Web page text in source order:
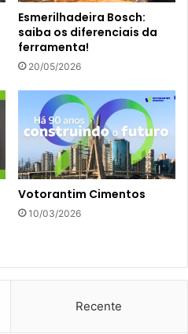
Esmerilhadeira Bosch:
saiba os diferenciais da
ferramenta!
20/05/2026
Votorantim Cimentos
10/03/2026
Recente